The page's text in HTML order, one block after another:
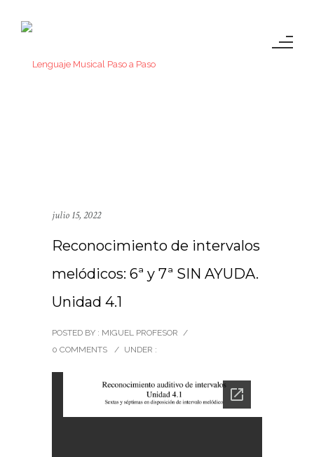
julio 15, 2022
Reconocimiento de intervalos
melódicos: 6ª y 7ª SIN AYUDA.
Unidad 4.1
POSTED BY : MIGUEL PROFESOR /
0 COMMENTS
/ UNDER :